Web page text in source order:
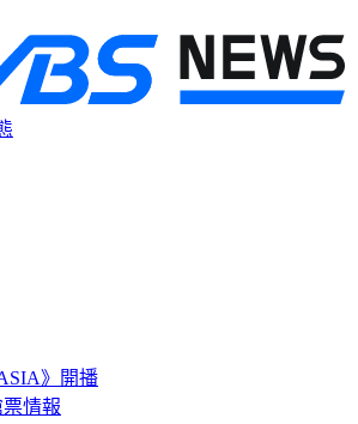
》開播
情報